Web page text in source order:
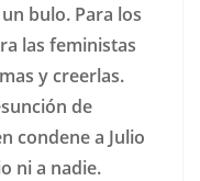
bulo. Para los
las feministas
y creerlas.
de
condene a Julio
ni a nadie.